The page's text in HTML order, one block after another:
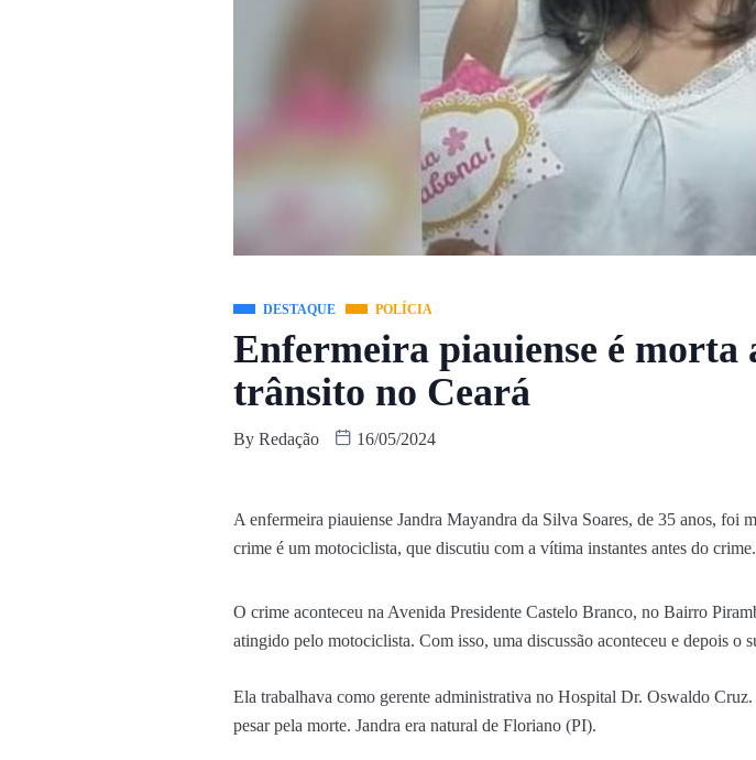
DESTAQUE POLÍCIA
Enfermeira piauiense é
trânsito no Ceará
By Redação 16/05/2024
A enfermeira piauiense Jandra Mayandra da Silva Soares, de 35 anos,
crime é um motociclista, que discutiu com a vítima instantes antes do
O crime aconteceu na Avenida Presidente Castelo Branco, no Bairro
atingido pelo motociclista. Com isso, uma discussão aconteceu e depois
Ela trabalhava como gerente administrativa no Hospital Dr. Oswaldo
pesar pela morte. Jandra era natural de Floriano (PI).